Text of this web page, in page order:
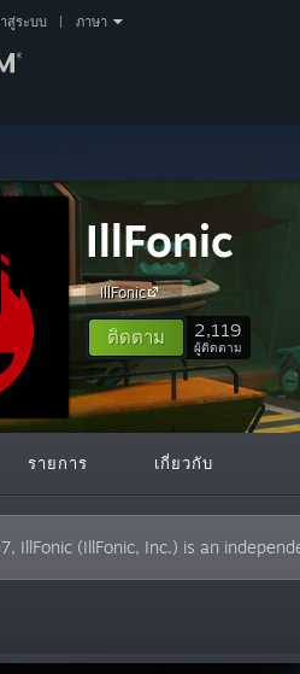
สู่ระบบ ภาษา
IllFonic
IllFonic
ติดตาม 2,119
ผู้ติดตาม
รายการ เกี่ยวกับ
IllFonic (IllFonic, Inc.) is an